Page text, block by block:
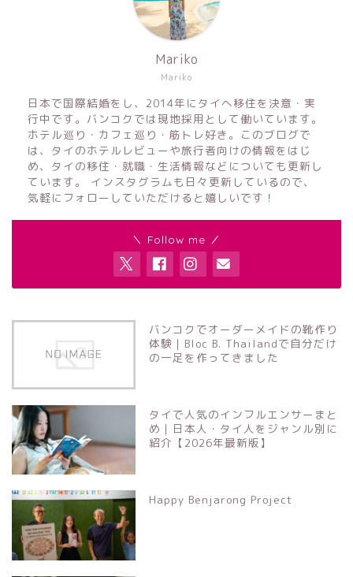
Mariko
Mariko
日本で国際結婚をし、2014年にタイへ移住を決意・実
行中です。バンコクでは現地採用として働いています。
ホテル巡り・カフェ巡り・筋トレ好き。このブログで
は、タイのホテルレビューや旅行者向けの情報をはじ
め、タイの移住・就職・生活情報などについても更新し
ています。 インスタグラムも日々更新しているので、
気軽にフォローしていただけると嬉しいです！
＼ Follow me ／
バンコクでオーダーメイドの靴作り
体験｜Bloc B. Thailandで自分だけ
の一足を作ってきました
タイで人気のインフルエンサーまと
め｜日本人・タイ人をジャンル別に
紹介【2026年最新版】
Happy Benjarong Project